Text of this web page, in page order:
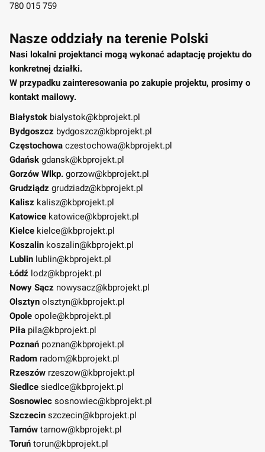
780 015 759
Nasze oddziały na terenie Polski
Nasi lokalni projektanci mogą wykonać adaptację projektu do
konkretnej działki.
W przypadku zainteresowania po zakupie projektu, prosimy o
kontakt mailowy.
Białystok bialystok@kbprojekt.pl
Bydgoszcz bydgoszcz@kbprojekt.pl
Częstochowa czestochowa@kbprojekt.pl
Gdańsk gdansk@kbprojekt.pl
Gorzów Wlkp. gorzow@kbprojekt.pl
Grudziądz grudziadz@kbprojekt.pl
Kalisz kalisz@kbprojekt.pl
Katowice katowice@kbprojekt.pl
Kielce kielce@kbprojekt.pl
Koszalin koszalin@kbprojekt.pl
Lublin lublin@kbprojekt.pl
Łódź lodz@kbprojekt.pl
Nowy Sącz nowysacz@kbprojekt.pl
Olsztyn olsztyn@kbprojekt.pl
Opole opole@kbprojekt.pl
Piła pila@kbprojekt.pl
Poznań poznan@kbprojekt.pl
Radom radom@kbprojekt.pl
Rzeszów rzeszow@kbprojekt.pl
Siedlce siedlce@kbprojekt.pl
Sosnowiec sosnowiec@kbprojekt.pl
Szczecin szczecin@kbprojekt.pl
Tarnów tarnow@kbprojekt.pl
Toruń torun@kbprojekt.pl